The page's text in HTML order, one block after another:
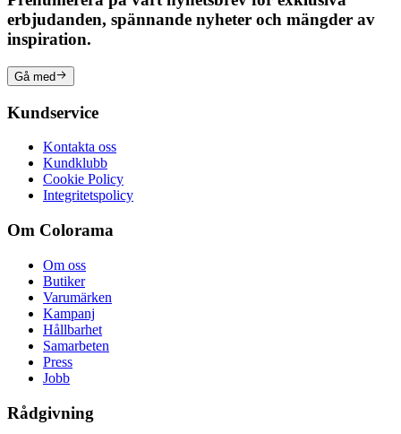
erbjudanden, spännande nyheter och mängder av
inspiration.
Gå med
Kundservice
Kontakta oss
Kundklubb
Cookie Policy
Integritetspolicy
Om Colorama
Om oss
Butiker
Varumärken
Kampanj
Hållbarhet
Samarbeten
Press
Jobb
Rådgivning